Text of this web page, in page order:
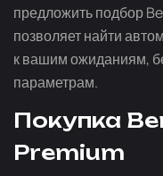
предложить подбор
позволяет найти
к вашим ожиданиям,
параметрам.
Покупка
Premium